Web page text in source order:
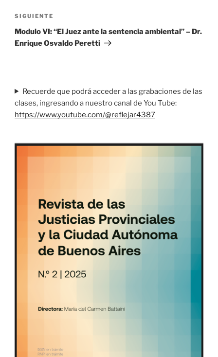
Siguiente
entrada
SIGUIENTE
Modulo VI: “El Juez ante la sentencia ambiental” – Dr.
Enrique Osvaldo Peretti
Recuerde que podrá acceder a las grabaciones de las
clases, ingresando a nuestro canal de You Tube:
https://www.youtube.com/@reflejar4387